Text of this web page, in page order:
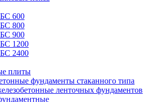
600
800
900
1200
2400
плиты
фундаменты стаканного типа
ленточных фундаментов